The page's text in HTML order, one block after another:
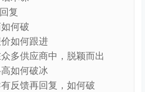
复
何破
如何跟进
多供应商中，脱颖而出
如何破冰
反馈再回复，如何破